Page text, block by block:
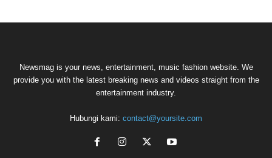
Newsmag is your news, entertainment, music fashion website. We
provide you with the latest breaking news and videos straight from the
entertainment industry.
Hubungi kami: contact@yoursite.com